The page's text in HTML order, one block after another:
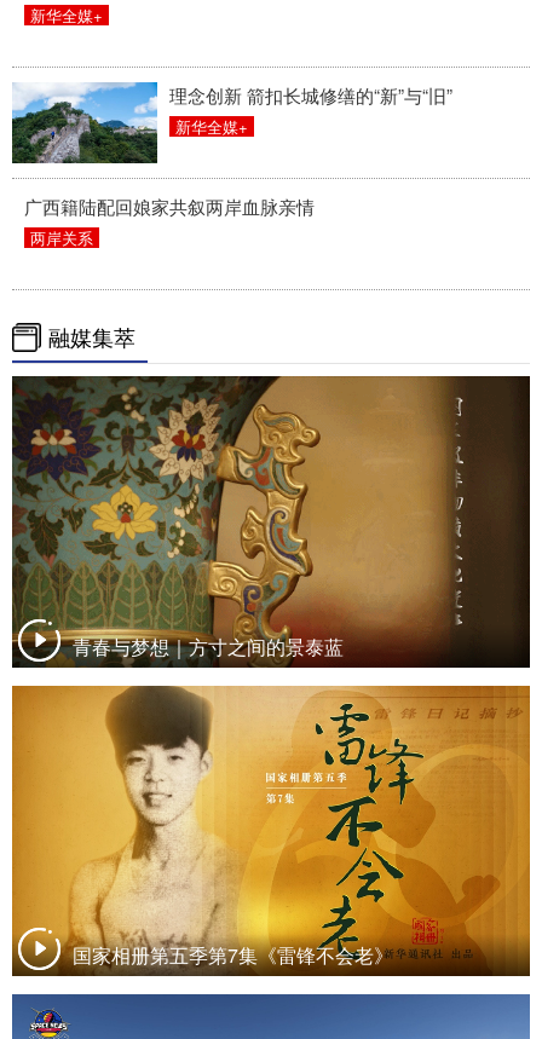
新华全媒+
理念创新 箭扣长城修缮的“新”与“旧”
新华全媒+
广西籍陆配回娘家共叙两岸血脉亲情
两岸关系
融媒集萃
青春与梦想｜方寸之间的景泰蓝
国家相册第五季第7集《雷锋不会老》